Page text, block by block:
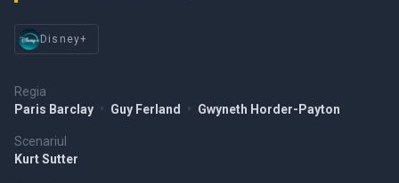
Regia
Paris Barclay • Guy Ferland • Gwyneth Horder-Payton
Scenariul
Kurt Sutter
Disney+